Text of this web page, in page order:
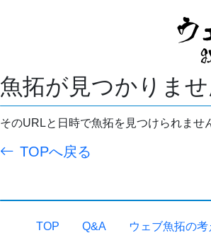
魚拓が見つかりませ
そのURLと日時で魚拓を見つけられませ
TOPへ戻る
TOP Q&A ウェブ魚拓の考